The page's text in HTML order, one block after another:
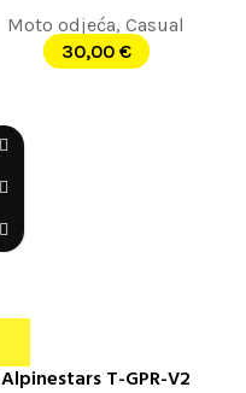
Moto odjeća, Casual
30,00 €
Alpinestars T-GPR-V2